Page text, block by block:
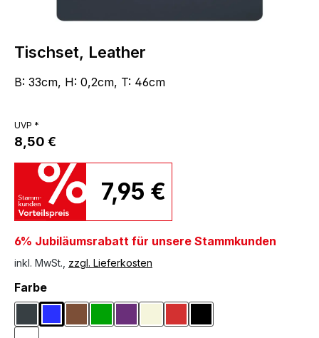
Tischset, Leather
B: 33cm, H: 0,2cm, T: 46cm
UVP *
8,50 €
7,95 €
6% Jubiläumsrabatt für unsere Stammkunden
inkl. MwSt., zzgl. Lieferkosten
Farbeauswählen
Anthrazit
BlauBraunGrünLila Naturfarben
Rot Schwarz